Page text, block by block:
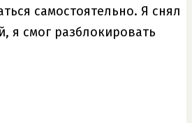
самостоятельно. Я снял
я смог разблокировать